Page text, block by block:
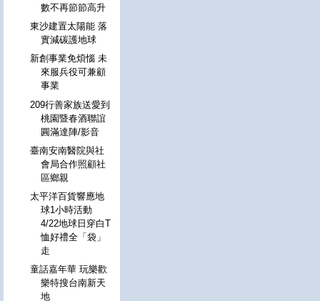
數不再節節高升
東沙建置太陽能 落
實減碳護地球
新創事業免煩惱 未
來服兵役可兼顧
事業
209行善家族送愛到
桃園暨春酒聯誼
圓滿達陣/影音
臺南安南醫院與社
會局合作照顧社
區鄉親
太平洋百貨響應地
球1小時活動
4/22地球日穿白T
恤好禮全「袋」
走
童話嘉年華 玩樂歡
樂特搜台南新天
地